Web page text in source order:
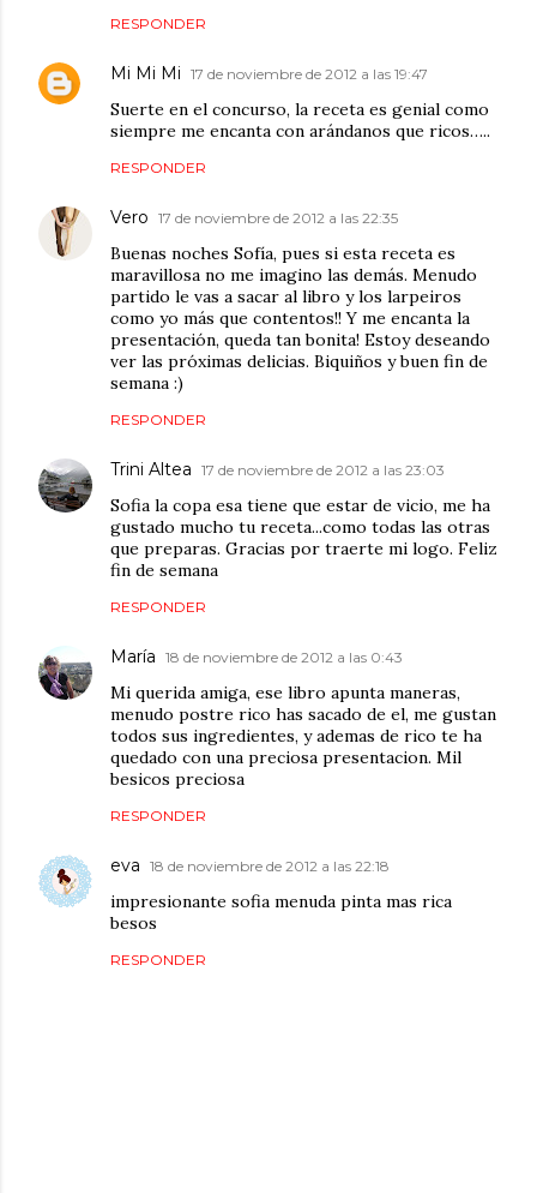
RESPONDER
Mi Mi Mi 17 de noviembre de 2012 a las 19:47
Suerte en el concurso, la receta es genial como
siempre me encanta con arándanos que ricos…..
RESPONDER
Vero 17 de noviembre de 2012 a las 22:35
Buenas noches Sofía, pues si esta receta es
maravillosa no me imagino las demás. Menudo
partido le vas a sacar al libro y los larpeiros
como yo más que contentos!! Y me encanta la
presentación, queda tan bonita! Estoy deseando
ver las próximas delicias. Biquiños y buen fin de
semana :)
RESPONDER
Trini Altea 17 de noviembre de 2012 a las 23:03
Sofia la copa esa tiene que estar de vicio, me ha
gustado mucho tu receta...como todas las otras
que preparas. Gracias por traerte mi logo. Feliz
fin de semana
RESPONDER
María 18 de noviembre de 2012 a las 0:43
Mi querida amiga, ese libro apunta maneras,
menudo postre rico has sacado de el, me gustan
todos sus ingredientes, y ademas de rico te ha
quedado con una preciosa presentacion. Mil
besicos preciosa
RESPONDER
eva 18 de noviembre de 2012 a las 22:18
impresionante sofia menuda pinta mas rica
besos
RESPONDER